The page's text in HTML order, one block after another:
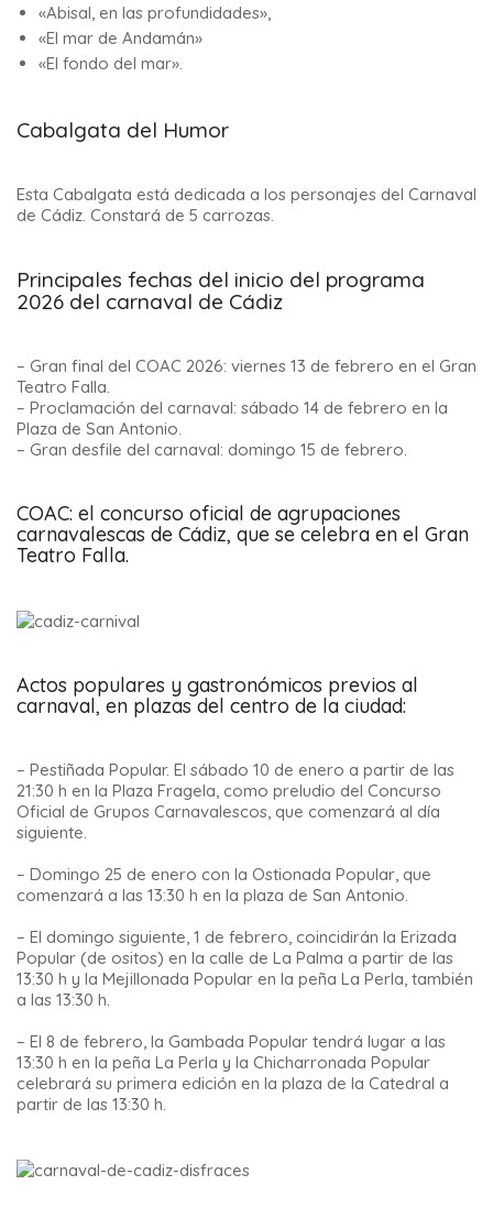
«Abisal, en las profundidades»,
«El mar de Andamán»
«El fondo del mar».
Cabalgata del Humor
Esta Cabalgata está dedicada a los personajes del Carnaval
de Cádiz. Constará de 5 carrozas.
Principales fechas del inicio del programa
2026 del carnaval de Cádiz
– Gran final del COAC 2026: viernes 13 de febrero en el Gran
Teatro Falla.
– Proclamación del carnaval: sábado 14 de febrero en la
Plaza de San Antonio.
– Gran desfile del carnaval: domingo 15 de febrero.
COAC: el concurso oficial de agrupaciones
carnavalescas de Cádiz, que se celebra en el Gran
Teatro Falla.
Actos populares y gastronómicos previos al
carnaval, en plazas del centro de la ciudad:
– Pestiñada Popular. El sábado 10 de enero a partir de las
21:30 h en la Plaza Fragela, como preludio del Concurso
Oficial de Grupos Carnavalescos, que comenzará al día
siguiente.
– Domingo 25 de enero con la Ostionada Popular, que
comenzará a las 13:30 h en la plaza de San Antonio.
– El domingo siguiente, 1 de febrero, coincidirán la Erizada
Popular (de ositos) en la calle de La Palma a partir de las
13:30 h y la Mejillonada Popular en la peña La Perla, también
a las 13:30 h.
– El 8 de febrero, la Gambada Popular tendrá lugar a las
13:30 h en la peña La Perla y la Chicharronada Popular
celebrará su primera edición en la plaza de la Catedral a
partir de las 13:30 h.